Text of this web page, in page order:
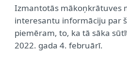
Izmantotās mākoņkrātuves
interesantu informāciju par
piemēram, to, ka tā sāka
2022. gada 4. februārī.